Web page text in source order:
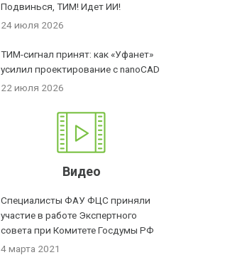
Подвинься, ТИМ! Идет ИИ!
24 июля 2026
ТИМ-сигнал принят: как «Уфанет»
усилил проектирование с nanoCAD
22 июля 2026
Видео
Специалисты ФАУ ФЦС приняли
участие в работе Экспертного
совета при Комитете Госдумы РФ
4 марта 2021